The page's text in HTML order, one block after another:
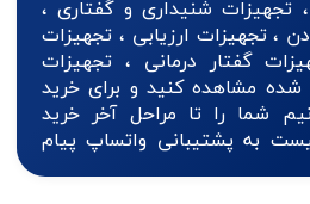
، تجهیزات شنیداری و گفتاری ،
، تجهیزات ارزیابی ، تجهیزات
گفتار درمانی ، تجهیزات
شده مشاهده کنید و برای خرید
شما را تا مراحل آخر خرید
به پشتیبانی واتساپ پیام